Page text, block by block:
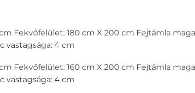
Fekvőfelület: 180 cm X 200 cm Fejtámla
vastagsága: 4 cm
Fekvőfelület: 160 cm X 200 cm Fejtámla
vastagsága: 4 cm